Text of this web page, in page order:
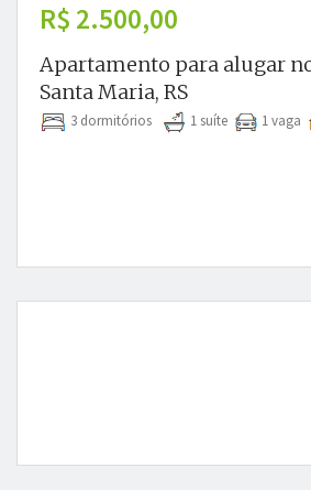
R$ 2.500,00
Apartamento para alugar
Santa Maria, RS
3 dormitórios 1 suíte 1 vaga